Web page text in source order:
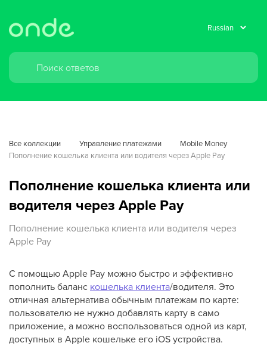
Все коллекции Управление платежами
Mobile Money
Пополнение кошелька клиента или водителя через Apple Pay
Пополнение кошелька клиента или
водителя через Apple Pay
Пополнение кошелька клиента или водителя через
Apple Pay
С помощью Apple Pay можно быстро и эффективно
пополнить баланс кошелька клиента/водителя. Это
отличная альтернатива обычным платежам по карте:
пользователю не нужно добавлять карту в само
приложение, а можно воспользоваться одной из карт,
доступных в Apple кошельке его iOS устройства.